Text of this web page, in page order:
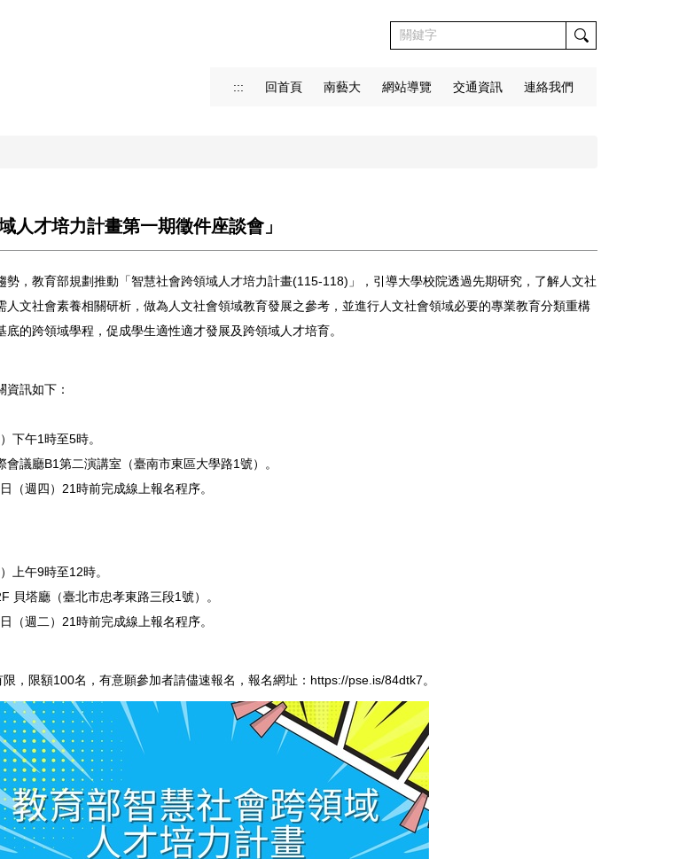
::: 回首頁 南藝大 網站導覽 交通資訊 連絡我們
人才培力計畫第一期徵件座談會」
勢，教育部規劃推動「智慧社會跨領域人才培力計畫(115-118)」，引導大學校院透過先期研究，了解人文社
人文社會素養相關研析，做為人文社會領域教育發展之參考，並進行人文社會領域必要的專業教育分類重構
的跨領域學程，促成學生適性適才發展及跨領域人才培育。
資訊如下：
下午1時至5時。
議廳B1第二演講室（臺南市東區大學路1號）。
（週四）21時前完成線上報名程序。
上午9時至12時。
貝塔廳（臺北市忠孝東路三段1號）。
（週二）21時前完成線上報名程序。
，限額100名，有意願參加者請儘速報名，報名網址： https://pse.is/84dtk7。